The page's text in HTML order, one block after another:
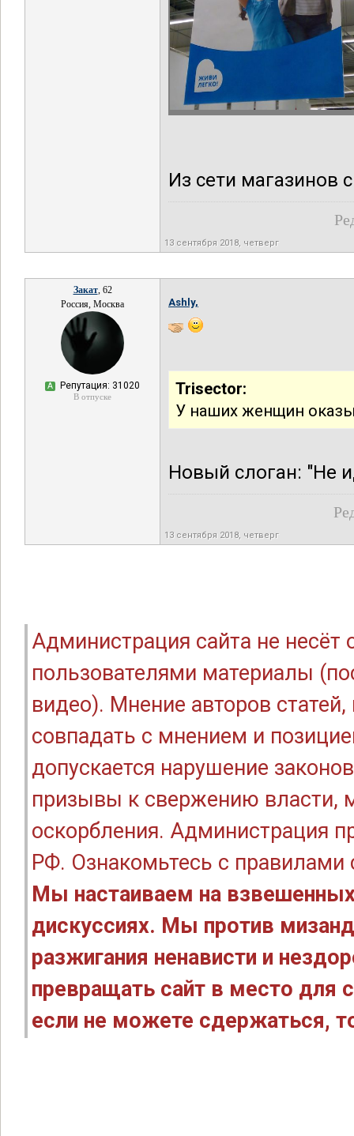
Из сети магазинов
13 сентября 2018, четверг
Закат, 62
Россия, Москва
А Репутация: 31020
В отпуске
Ashly,
Trisector:
У наших женщин
Новый слоган: "Не
13 сентября 2018, четверг
Администрация сайта не
пользователями материалы
видео). Мнение авторов
совпадать с мнением и
допускается нарушение
призывы к свержению власти,
оскорбления. Администрация
РФ. Ознакомьтесь с правилами
Мы настаиваем на
дискуссиях. Мы против
разжигания ненависти и
превращать сайт в место для
если не можете сдержаться,